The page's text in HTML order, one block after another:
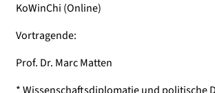
KoWinChi (Online)
Vortragende:
Prof. Dr. Marc Matten